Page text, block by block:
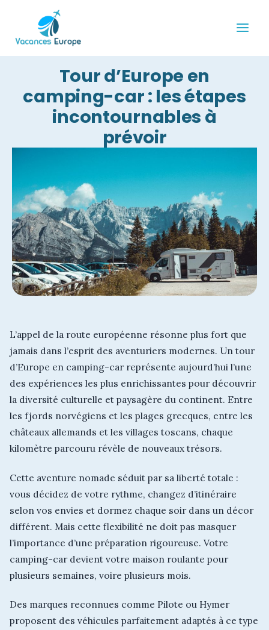
contenu
Tour d’Europe en
camping-car : les étapes
incontournables à
prévoir
L’appel de la route européenne résonne plus fort que
jamais dans l’esprit des aventuriers modernes. Un tour
d’Europe en camping-car représente aujourd’hui l’une
des expériences les plus enrichissantes pour découvrir
la diversité culturelle et paysagère du continent. Entre
les fjords norvégiens et les plages grecques, entre les
châteaux allemands et les villages toscans, chaque
kilomètre parcouru révèle de nouveaux trésors.
Cette aventure nomade séduit par sa liberté totale :
vous décidez de votre rythme, changez d’itinéraire
selon vos envies et dormez chaque soir dans un décor
différent. Mais cette flexibilité ne doit pas masquer
l’importance d’une préparation rigoureuse. Votre
camping-car devient votre maison roulante pour
plusieurs semaines, voire plusieurs mois.
Des marques reconnues comme Pilote ou Hymer
proposent des véhicules parfaitement adaptés à ce type